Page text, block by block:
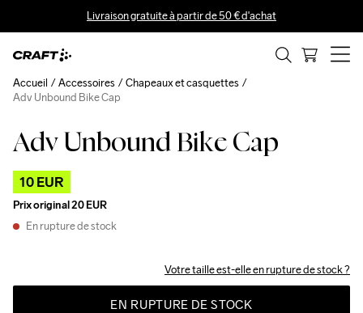
Livraison gratuite à partir de 50 € d'achat
Adv Unbound Bike Cap
10 EUR
Prix original20 EUR
En rupture de stock
Votre taille est-elle en rupture de stock ?
EN RUPTURE DE STOCK
Accueil Accessoires
Chapeaux et casquettes
Adv Unbound Bike Cap
Outlet